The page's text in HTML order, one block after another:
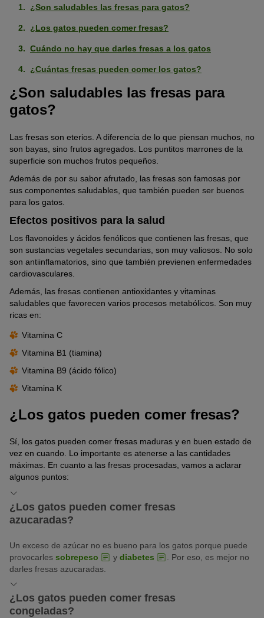
¿Son saludables las fresas para gatos?
¿Los gatos pueden comer fresas?
Cuándo no hay que darles fresas a los gatos
¿Cuántas fresas pueden comer los gatos?
¿Son saludables las fresas para
gatos?
Las fresas son eterios. A diferencia de lo que piensan muchos, no
son bayas, sino frutos agregados. Los puntitos marrones de la
superficie son muchos frutos pequeños.
Además de por su sabor afrutado, las fresas son famosas por
sus componentes saludables, que también pueden ser buenos
para los gatos.
Efectos positivos para la salud
Los flavonoides y ácidos fenólicos que contienen las fresas, que
son sustancias vegetales secundarias, son muy valiosos. No solo
son antiinflamatorios, sino que también previenen enfermedades
cardiovasculares.
Además, las fresas contienen antioxidantes y vitaminas
saludables que favorecen varios procesos metabólicos. Son muy
ricas en:
Vitamina C
Vitamina B1 (tiamina)
Vitamina B9 (ácido fólico)
Vitamina K
¿Los gatos pueden comer fresas?
Sí, los gatos pueden comer fresas maduras y en buen estado de
vez en cuando. Lo importante es atenerse a las cantidades
máximas. En cuanto a las fresas procesadas, vamos a aclarar
algunos puntos:
¿Los gatos pueden comer fresas
azucaradas?
Un exceso de azúcar no es bueno para los gatos porque puede
provocarles sobrepeso y diabetes
. Por eso, es mejor no
darles fresas azucaradas.
¿Los gatos pueden comer fresas
congeladas?